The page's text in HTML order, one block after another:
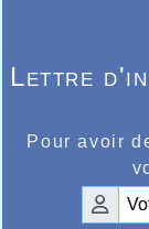
Lettre
Pour avoir